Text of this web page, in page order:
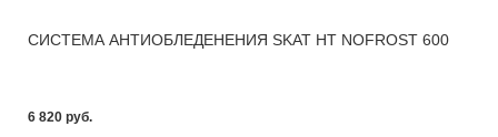
СИСТЕМА АНТИОБЛЕДЕНЕНИЯ SKAT HT NOFROST 600
6 820 pуб.